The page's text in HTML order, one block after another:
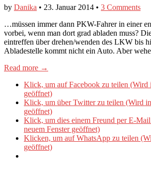
by Danika • 23. Januar 2014 • 3 Comments
…müssen immer dann PKW-Fahrer in einer
vorbei, wenn man dort grad abladen muss?
eintreffen über drehen/wenden des LKW bis
Abladestelle kommt nicht ein Auto. Aber
Read more →
Klick, um auf Facebook zu teilen (Wird
geöffnet)
Klick, um über Twitter zu teilen (Wird
geöffnet)
Klick, um dies einem Freund per E-
neuem Fenster geöffnet)
Klicken, um auf WhatsApp zu teilen
geöffnet)